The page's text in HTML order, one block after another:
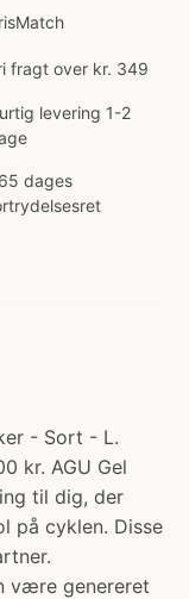
fragt over kr. 349
levering 1-2
dages
- Sort - L.
kr. AGU Gel
til dig, der
på cyklen. Disse
være genereret